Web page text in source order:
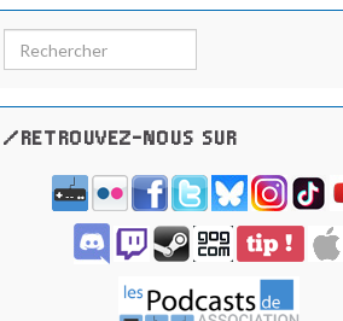
Search for:
/RETROUVEZ-NOUS SUR